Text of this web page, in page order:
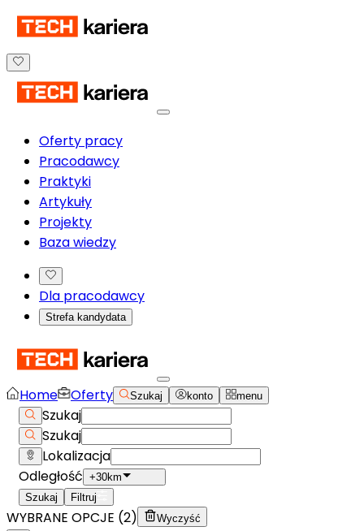
Oferty pracy
Pracodawcy
Praktyki
Artykuły
Projekty
Baza wiedzy
Dla pracodawcy
Strefa kandydata
Home Oferty Szukaj konto menu
Szukaj
Szukaj
Lokalizacja
Odległość +30km
Szukaj
Filtruj
WYBRANE OPCJE (2) Wyczyść